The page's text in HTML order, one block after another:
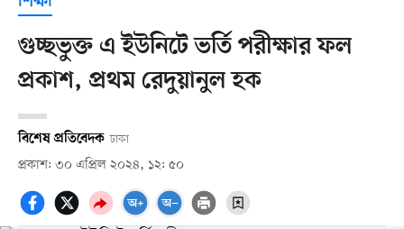
গুচ্ছভুক্ত এ ইউনিটে ভর্তি পরীক্ষার ফল
প্রকাশ, প্রথম রেদুয়ানুল হক
বিশেষ প্রতিবেদক ঢাকা
প্রকাশ: ৩০ এপ্রিল ২০২৪, ১২: ৫০